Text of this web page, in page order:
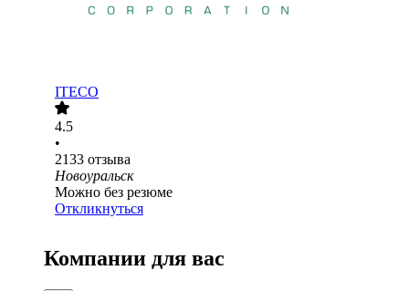
ITECO
4.5
•
2133 отзыва
Новоуральск
Можно без резюме
Откликнуться
Компании для вас